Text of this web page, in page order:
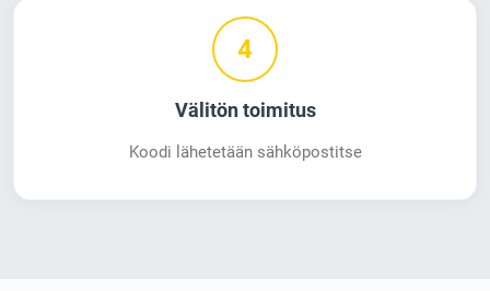
4
Välitön toimitus
Koodi lähetetään sähköpostitse